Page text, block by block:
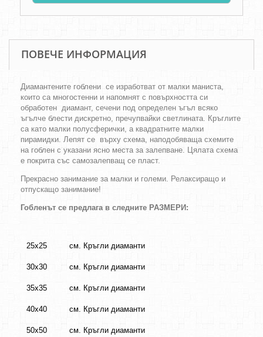
ПОВЕЧЕ ИНФОРМАЦИЯ
Диамантените гоблени се изработват от малки маниста,
които са многостенни и напомнят с повърхността си
обработен диамант, сечени под определен ъгъл всяко
ъгълче блести дискретно, пречупвайки светлината. Кръглите
са като малки полусферички, а квадратните малки
пирамидки. Лепят се върху схема, наподобяваща схемите
на гоблен с указани ясно места за залепване. Цялата схема
е покрита със самозалепващ се пласт.
Прекрасно занимание за малки и големи. Релаксиращо и
отпускащо занимание!
Гобленът се предлага в следните РАЗМЕРИ:
25х25 см. Кръгли диаманти
30х30 см. Кръгли диаманти
35х35 см. Кръгли диаманти
40х40 см. Кръгли диаманти
50х50 см. Кръгли диаманти